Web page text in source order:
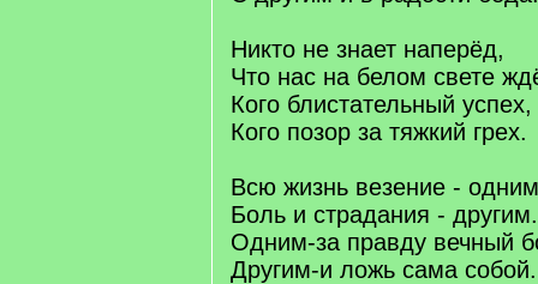
Никто не знает наперёд,
Что нас на белом свете
Кого блистательный успех,
Кого позор за тяжкий грех.
Всю жизнь везение -
Боль и страдания - другим.
Одним-за правду вечный
Другим-и ложь сама собой.